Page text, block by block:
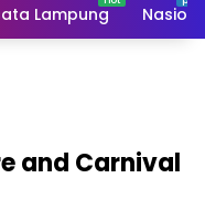
Lampung
and Carnival